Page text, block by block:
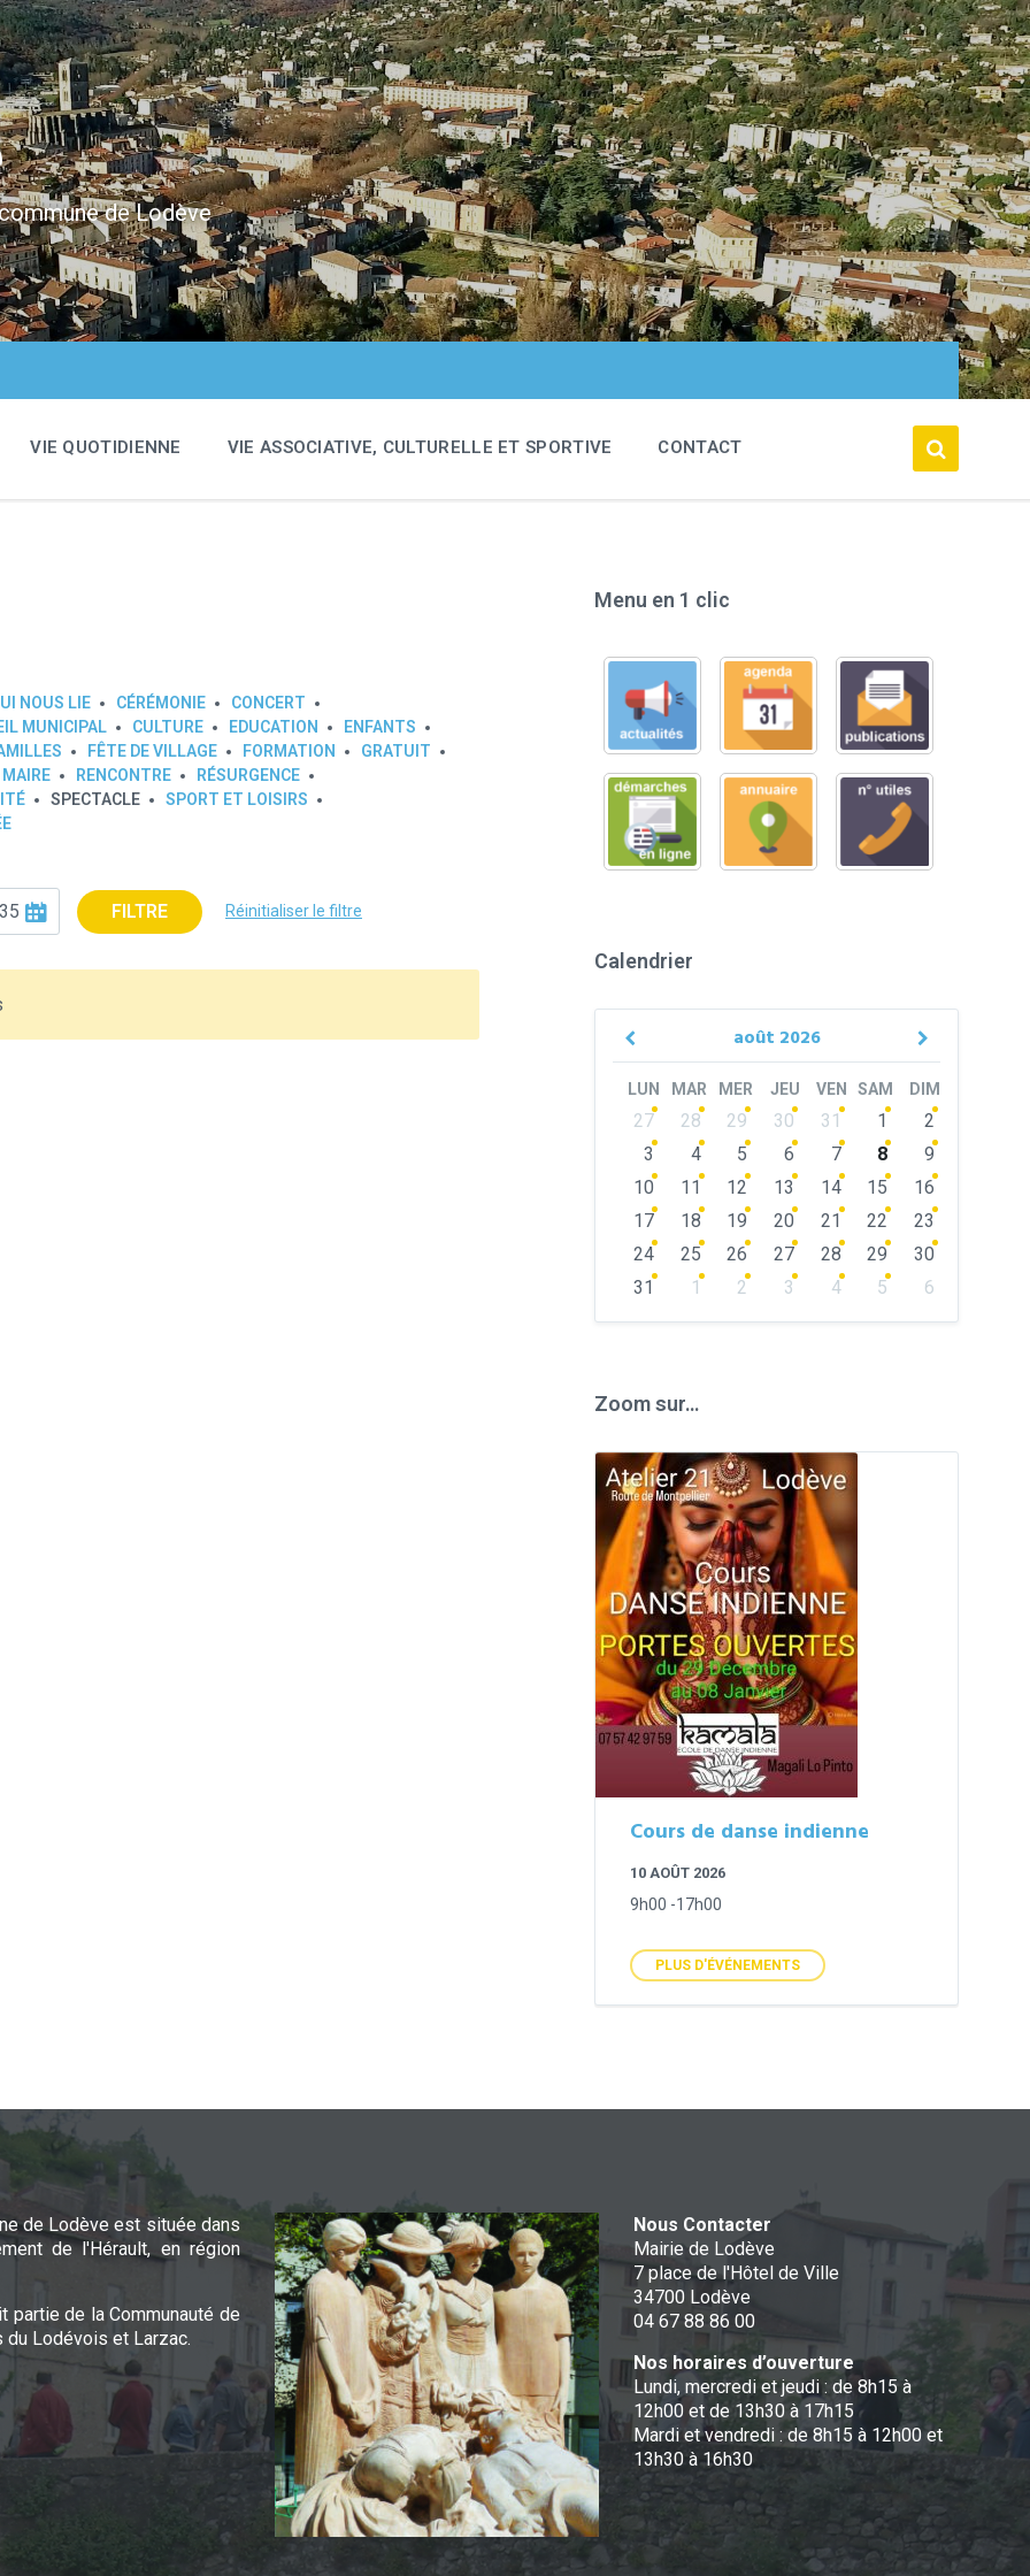
de Lodève
VIE QUOTIDIENNE VIE ASSOCIATIVE, CULTURELLE ET SPORTIVE CONTACT
NOUS LIE CÉRÉMONIE
CONCERT
MUNICIPAL CULTURE EDUCATION
ENFANTS
FÊTE DE VILLAGE FORMATION
GRATUIT
MAIRE RENCONTRE
RÉSURGENCE
SPECTACLE
SPORT ET LOISIRS
FILTRE Réinitialiser le filtre
Menu en 1 clic
Calendrier
août 2026
Previous
Next
LUN MAR MER JEU VEN SAM DIM
Skip
calendar
days
27 28 29 30 31 1
2
3
4 5 6 7 8
9
10
11 12 13 14 15
16
17
18 19 20 21 22
23
24
25 26 27 28 29
30
31
1 2 3 4 5
6
Zoom sur…
Cours de danse indienne
10 AOÛT 2026
9h00 -17h00
PLUS D'ÉVÉNEMENTS
de Lodève est située dans
de l'Hérault, en région
partie de la Communauté de
du Lodévois et Larzac.
Nous Contacter
Mairie de Lodève
7 place de l'Hôtel de Ville
34700 Lodève
04 67 88 86 00
Nos horaires d’ouverture
Lundi, mercredi et jeudi : de 8h15 à
12h00 et de 13h30 à 17h15
Mardi et vendredi : de 8h15 à 12h00 et
13h30 à 16h30